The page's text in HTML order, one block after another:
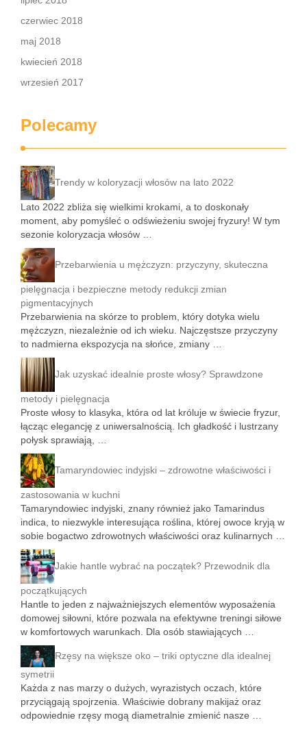
czerwiec 2018
maj 2018
kwiecień 2018
wrzesień 2017
Polecamy
Trendy w koloryzacji włosów na lato 2022
Lato 2022 zbliża się wielkimi krokami, a to doskonały
moment, aby pomyśleć o odświeżeniu swojej fryzury! W tym
sezonie koloryzacja włosów …
Przebarwienia u mężczyzn: przyczyny, skuteczna
pielęgnacja i bezpieczne metody redukcji zmian
pigmentacyjnych
Przebarwienia na skórze to problem, który dotyka wielu
mężczyzn, niezależnie od ich wieku. Najczęstsze przyczyny
to nadmierna ekspozycja na słońce, zmiany …
Jak uzyskać idealnie proste włosy? Sprawdzone
metody i pielęgnacja
Proste włosy to klasyka, która od lat króluje w świecie fryzur,
łącząc elegancję z uniwersalnością. Ich gładkość i lustrzany
połysk sprawiają, …
Tamaryndowiec indyjski – zdrowotne właściwości i
zastosowania w kuchni
Tamaryndowiec indyjski, znany również jako Tamarindus
indica, to niezwykle interesująca roślina, której owoce kryją w
sobie bogactwo zdrowotnych właściwości oraz kulinarnych …
Jakie hantle wybrać na początek? Przewodnik dla
początkujących
Hantle to jeden z najważniejszych elementów wyposażenia
domowej siłowni, które pozwala na efektywne treningi siłowe
w komfortowych warunkach. Dla osób stawiających …
Rzęsy na większe oko – triki optyczne dla idealnej
symetrii
Każda z nas marzy o dużych, wyrazistych oczach, które
przyciągają spojrzenia. Właściwie dobrany makijaż oraz
odpowiednie rzęsy mogą diametralnie zmienić nasze …